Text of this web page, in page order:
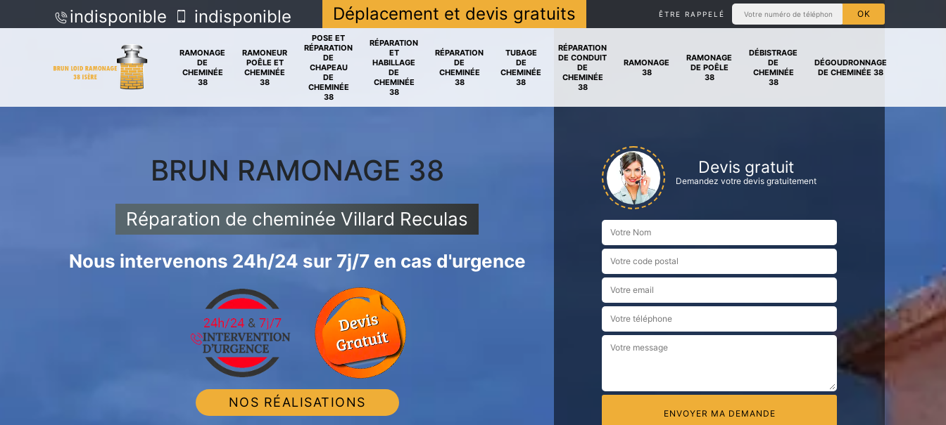
indisponible indisponible Déplacement et devis gratuits ÊTRE RAPPELÉ
RAMONAGE
DE
CHEMINÉE
38
RAMONEUR
POÊLE ET
CHEMINÉE
38
POSE ET
RÉPARATION
DE
CHAPEAU
DE
CHEMINÉE
38
RÉPARATION
ET
HABILLAGE
DE
CHEMINÉE
38
RÉPARATION
DE
CHEMINÉE
38
TUBAGE
DE
CHEMINÉE
38
RÉPARATION
DE CONDUIT
DE
CHEMINÉE
38
RAMONAGE
38
RAMONAGE
DE POÊLE
38
DÉBISTRAGE
DE
CHEMINÉE
38
DÉGOUDRONNAGE
DE CHEMINÉE 38
BRUN RAMONAGE 38
Réparation de cheminée Villard Reculas
Nous intervenons 24h/24 sur 7j/7 en cas d'urgence
NOS RÉALISATIONS
Devis gratuit
Demandez votre devis gratuitement